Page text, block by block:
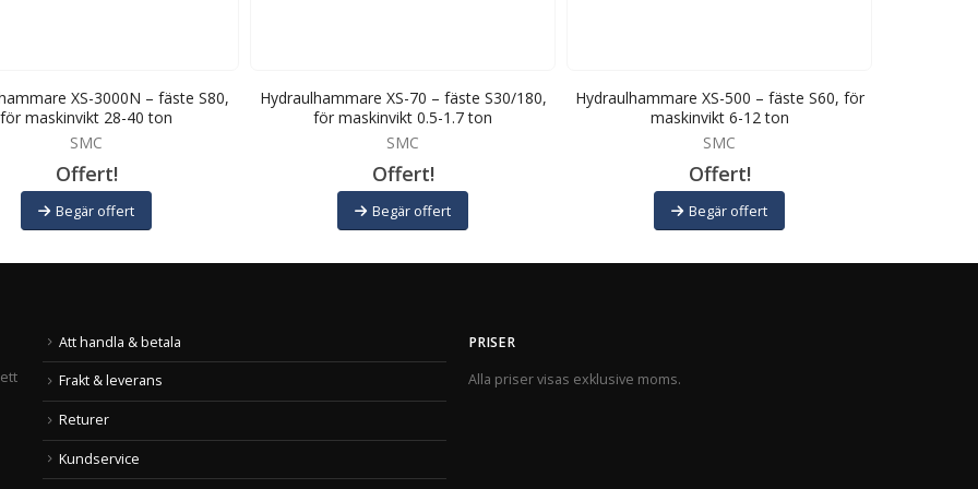
XS-3000N – fäste S80,
för maskinvikt 28-40 ton
SMC
Offert!
Begär offert
Hydraulhammare XS-70 – fäste S30/180,
för maskinvikt 0.5-1.7 ton
SMC
Offert!
Begär offert
Hydraulhammare XS-500 – fäste S60, för
maskinvikt 6-12 ton
SMC
Offert!
Begär offert
Att handla & betala
Frakt & leverans
Returer
Kundservice
PRISER
Alla priser visas exklusive moms.